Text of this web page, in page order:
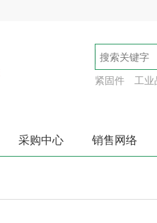
紧固件 工业
采购中心 销售网络